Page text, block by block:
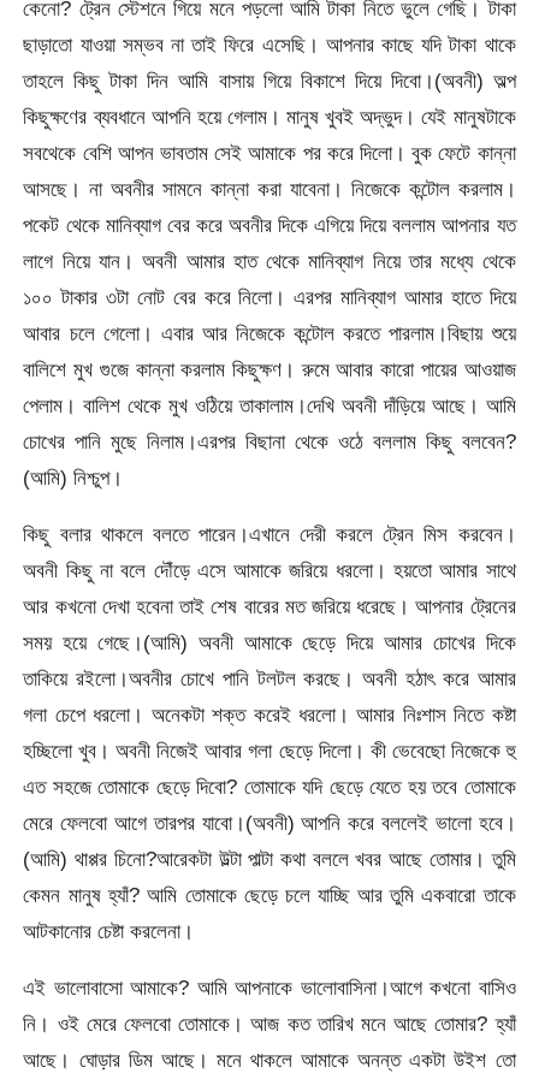
কেনো? ট্রেন স্টেশনে গিয়ে মনে পড়লো আমি টাকা নিতে ভুলে গেছি। টাকা
ছাড়াতো যাওয়া সম্ভব না তাই ফিরে এসেছি। আপনার কাছে যদি টাকা থাকে
তাহলে কিছু টাকা দিন আমি বাসায় গিয়ে বিকাশে দিয়ে দিবো।(অবনী) অল্প
কিছুক্ষণের ব্যবধানে আপনি হয়ে গেলাম। মানুষ খুবই অদ্ভুদ। যেই মানুষটাকে
সবথেকে বেশি আপন ভাবতাম সেই আমাকে পর করে দিলো। বুক ফেটে কান্না
আসছে। না অবনীর সামনে কান্না করা যাবেনা। নিজেকে কন্টোল করলাম।
পকেট থেকে মানিব্যাগ বের করে অবনীর দিকে এগিয়ে দিয়ে বললাম আপনার যত
লাগে নিয়ে যান। অবনী আমার হাত থেকে মানিব্যাগ নিয়ে তার মধ্যে থেকে
১০০ টাকার ৩টা নোট বের করে নিলো। এরপর মানিব্যাগ আমার হাতে দিয়ে
আবার চলে গেলো। এবার আর নিজেকে কন্টোল করতে পারলাম।বিছায় শুয়ে
বালিশে মুখ গুজে কান্না করলাম কিছুক্ষণ। রুমে আবার কারো পায়ের আওয়াজ
পেলাম। বালিশ থেকে মুখ ওঠিয়ে তাকালাম।দেখি অবনী দাঁড়িয়ে আছে। আমি
চোখের পানি মুছে নিলাম।এরপর বিছানা থেকে ওঠে বললাম কিছু বলবেন?
(আমি) নিশ্চুপ।
কিছু বলার থাকলে বলতে পারেন।এখানে দেরী করলে ট্রেন মিস করবেন।
অবনী কিছু না বলে দৌঁড়ে এসে আমাকে জরিয়ে ধরলো। হয়তো আমার সাথে
আর কখনো দেখা হবেনা তাই শেষ বারের মত জরিয়ে ধরেছে। আপনার ট্রেনের
সময় হয়ে গেছে।(আমি) অবনী আমাকে ছেড়ে দিয়ে আমার চোখের দিকে
তাকিয়ে রইলো।অবনীর চোখে পানি টলটল করছে। অবনী হঠাৎ করে আমার
গলা চেপে ধরলো। অনেকটা শক্ত করেই ধরলো। আমার নিঃশাস নিতে কষ্টা
হচ্ছিলো খুব। অবনী নিজেই আবার গলা ছেড়ে দিলো। কী ভেবেছো নিজেকে হু
এত সহজে তোমাকে ছেড়ে দিবো? তোমাকে যদি ছেড়ে যেতে হয় তবে তোমাকে
মেরে ফেলবো আগে তারপর যাবো।(অবনী) আপনি করে বললেই ভালো হবে।
(আমি) থাপ্পর চিনো?আরেকটা উল্টা পাল্টা কথা বললে খবর আছে তোমার। তুমি
কেমন মানুষ হ্যাঁ? আমি তোমাকে ছেড়ে চলে যাচ্ছি আর তুমি একবারো তাকে
আটকানোর চেষ্টা করলেনা।
এই ভালোবাসো আমাকে? আমি আপনাকে ভালোবাসিনা।আগে কখনো বাসিও
নি। ওই মেরে ফেলবো তোমাকে। আজ কত তারিখ মনে আছে তোমার? হ্যাঁ
আছে। ঘোড়ার ডিম আছে। মনে থাকলে আমাকে অনন্ত একটা উইশ তো